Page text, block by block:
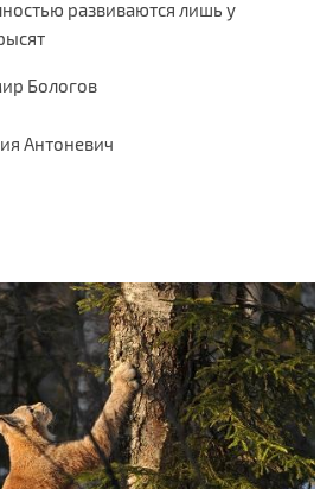
развиваются лишь у
Бологов
Антоневич